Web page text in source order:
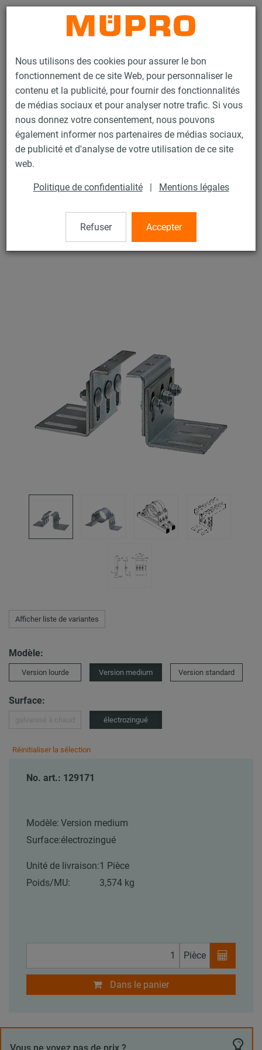
Nous utilisons des cookies pour assurer le bon
fonctionnement de ce site Web, pour personnaliser le
contenu et la publicité, pour fournir des fonctionnalités
de médias sociaux et pour analyser notre trafic. Si vous
nous donnez votre consentement, nous pouvons
également informer nos partenaires de médias sociaux,
de publicité et d'analyse de votre utilisation de ce site
web.
Politique de confidentialité | Mentions légales
Refuser Accepter
Contact
Produits Technique de fixation
Supports lourds
Points fixes / Dilatation pour supports lourds
Console STATO®
Console STATO®
STATO® Console, médium H145-250, zingué
Afficher liste de variantes
Modèle:
Version lourde Version medium Version standard
Surface:
électrozingué
Réinitialiser la sélection
No. art.: 129171
Modèle: Version medium
Surface:électrozingué
Unité de livraison:1 Pièce
Poids/MU:
3,574 kg
Pièce
Dans le panier